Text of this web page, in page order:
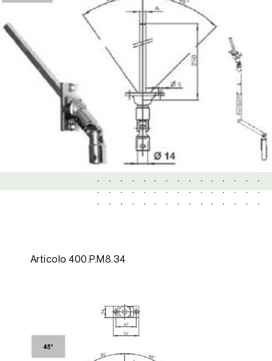
Articolo 400.P.M8.34